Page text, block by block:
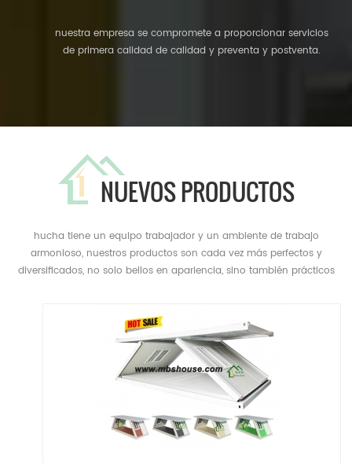
nuestra empresa se compromete a proporcionar servicios
de primera calidad de calidad y preventa y postventa.
NUEVOS PRODUCTOS
hucha tiene un equipo trabajador y un ambiente de trabajo
armonioso, nuestros productos son cada vez más perfectos y
diversificados, no solo bellos en apariencia, sino también prácticos
proporciona muchos productos prácticos, como casas
prefabricadas, chalets de acero liviano, casas tipo compartimento,
garitas, capas adicionales, tabiques divisorios, plantas y almacenes
a gran escala,...